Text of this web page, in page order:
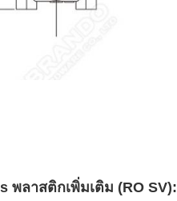
พลาสติกเพิ่มเติม (RO SV):